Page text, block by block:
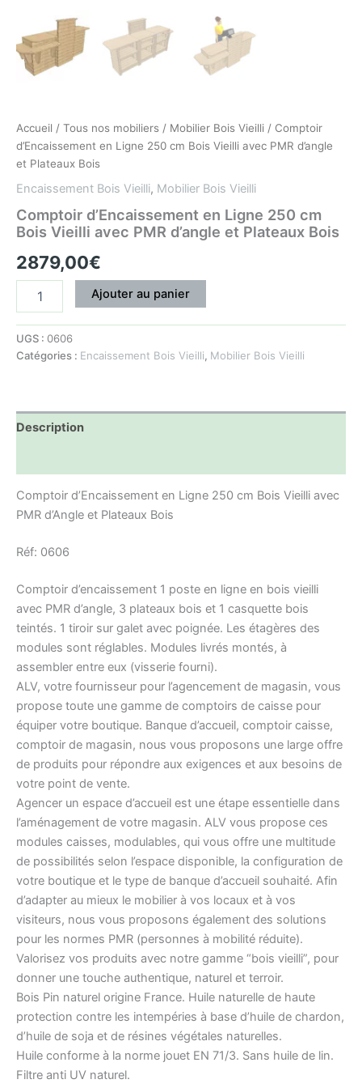
Accueil / Tous nos mobiliers / Mobilier Bois Vieilli / Comptoir
d’Encaissement en Ligne 250 cm Bois Vieilli avec PMR d’angle
et Plateaux Bois
Encaissement Bois Vieilli, Mobilier Bois Vieilli
Comptoir d’Encaissement en Ligne 250 cm
Bois Vieilli avec PMR d’angle et Plateaux Bois
2879,00€
Ajouter au panier
UGS : 0606
Catégories : Encaissement Bois Vieilli, Mobilier Bois Vieilli
Description
Comptoir d’Encaissement en Ligne 250 cm Bois Vieilli avec
PMR d’Angle et Plateaux Bois
Réf: 0606
Comptoir d’encaissement 1 poste en ligne en bois vieilli
avec PMR d’angle, 3 plateaux bois et 1 casquette bois
teintés. 1 tiroir sur galet avec poignée. Les étagères des
modules sont réglables. Modules livrés montés, à
assembler entre eux (visserie fourni).
ALV, votre fournisseur pour l’agencement de magasin, vous
propose toute une gamme de comptoirs de caisse pour
équiper votre boutique. Banque d’accueil, comptoir caisse,
comptoir de magasin, nous vous proposons une large offre
de produits pour répondre aux exigences et aux besoins de
votre point de vente.
Agencer un espace d’accueil est une étape essentielle dans
l’aménagement de votre magasin. ALV vous propose ces
modules caisses, modulables, qui vous offre une multitude
de possibilités selon l’espace disponible, la configuration de
votre boutique et le type de banque d’accueil souhaité. Afin
d’adapter au mieux le mobilier à vos locaux et à vos
visiteurs, nous vous proposons également des solutions
pour les normes PMR (personnes à mobilité réduite).
Valorisez vos produits avec notre gamme “bois vieilli”, pour
donner une touche authentique, naturel et terroir.
Bois Pin naturel origine France. Huile naturelle de haute
protection contre les intempéries à base d’huile de chardon,
d’huile de soja et de résines végétales naturelles.
Huile conforme à la norme jouet EN 71/3. Sans huile de lin.
Filtre anti UV naturel.